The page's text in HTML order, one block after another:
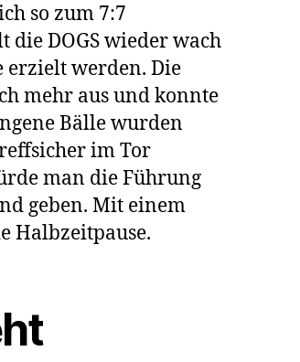
so zum 7:7
die DOGS wieder wach
erzielt werden. Die
mehr aus und konnte
Bälle wurden
im Tor
man die Führung
geben. Mit einem
Halbzeitpause.